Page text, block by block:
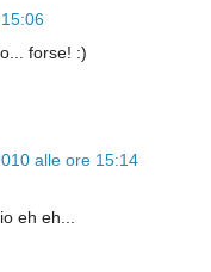
forse! :)
alle ore 15:14
eh eh...